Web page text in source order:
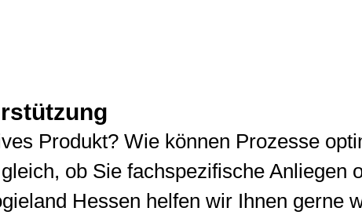
Produkt? Wie können Prozesse
ob Sie fachspezifische Anliegen
Hessen helfen wir Ihnen gerne